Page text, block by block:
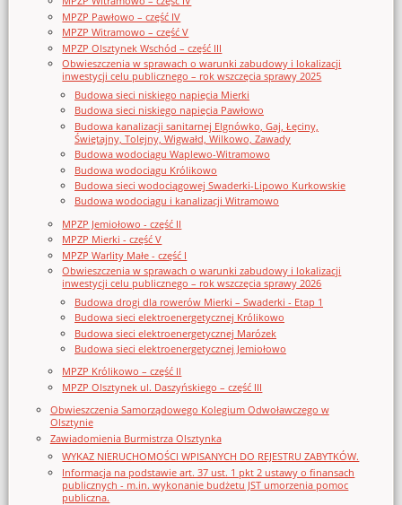
MPZP Pawłowo – część IV
MPZP Witramowo – część V
MPZP Olsztynek Wschód – część III
Obwieszczenia w sprawach o warunki zabudowy i lokalizacji
inwestycji celu publicznego – rok wszczęcia sprawy 2025
Budowa sieci niskiego napięcia Mierki
Budowa sieci niskiego napięcia Pawłowo
Budowa kanalizacji sanitarnej Elgnówko, Gaj, Łęciny,
Świętajny, Tolejny, Wigwałd, Wilkowo, Zawady
Budowa wodociągu Waplewo-Witramowo
Budowa wodociągu Królikowo
Budowa sieci wodociągowej Swaderki-Lipowo Kurkowskie
Budowa wodociągu i kanalizacji Witramowo
MPZP Jemiołowo - część II
MPZP Mierki - część V
MPZP Warlity Małe - część I
Obwieszczenia w sprawach o warunki zabudowy i lokalizacji
inwestycji celu publicznego – rok wszczęcia sprawy 2026
Budowa drogi dla rowerów Mierki – Swaderki - Etap 1
Budowa sieci elektroenergetycznej Królikowo
Budowa sieci elektroenergetycznej Marózek
Budowa sieci elektroenergetycznej Jemiołowo
MPZP Królikowo – część II
MPZP Olsztynek ul. Daszyńskiego – część III
Obwieszczenia Samorządowego Kolegium Odwoławczego w
Olsztynie
Zawiadomienia Burmistrza Olsztynka
WYKAZ NIERUCHOMOŚCI WPISANYCH DO REJESTRU ZABYTKÓW.
Informacja na podstawie art. 37 ust. 1 pkt 2 ustawy o finansach
publicznych - m.in. wykonanie budżetu JST umorzenia pomoc
publiczna.